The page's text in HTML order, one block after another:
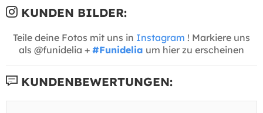
KUNDEN BILDER:
Teile deine Fotos mit uns in Instagram ! Markiere uns
als @funidelia + #Funidelia um hier zu erscheinen
KUNDENBEWERTUNGEN: